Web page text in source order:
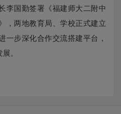
李国勤签署《福建师大二附中
，两地教育局、学校正式建立
一步深化合作交流搭建平台，
。